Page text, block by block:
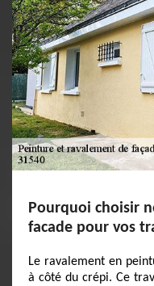
Pourquoi choisir
facade pour vos
Le ravalement en
à côté du crépi. Ce